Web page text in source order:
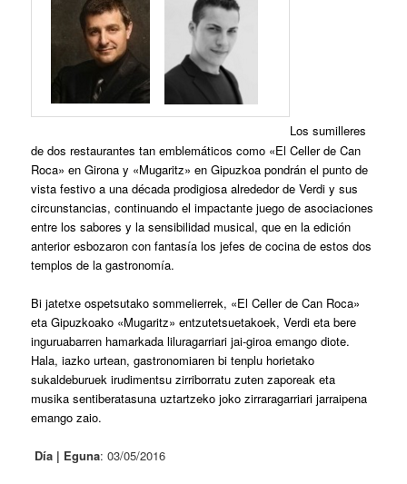
Los sumilleres
de dos restaurantes tan emblemáticos como «El Celler de Can
Roca» en Girona y «Mugaritz» en Gipuzkoa pondrán el punto de
vista festivo a una década prodigiosa alrededor de Verdi y sus
circunstancias, continuando el impactante juego de asociaciones
entre los sabores y la sensibilidad musical, que en la edición
anterior esbozaron con fantasía los jefes de cocina de estos dos
templos de la gastronomía.
Bi jatetxe ospetsutako sommelierrek, «El Celler de Can Roca»
eta Gipuzkoako «Mugaritz» entzutetsuetakoek, Verdi eta bere
inguruabarren hamarkada liluragarriari jai-giroa emango diote.
Hala, iazko urtean, gastronomiaren bi tenplu horietako
sukaldeburuek irudimentsu zirriborratu zuten zaporeak eta
musika sentiberatasuna uztartzeko joko zirraragarriari jarraipena
emango zaio.
Día | Eguna: 03/05/2016